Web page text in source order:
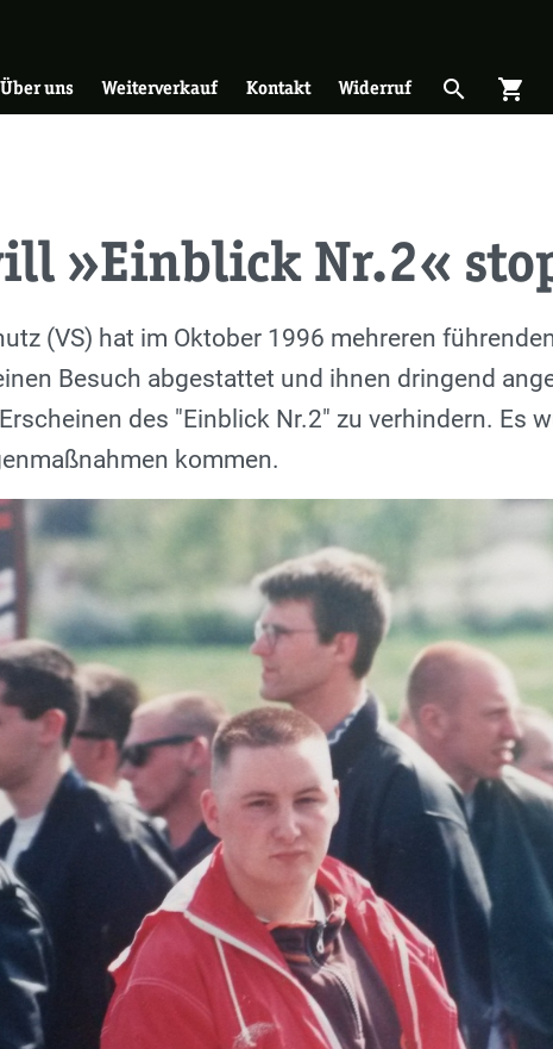
Über uns Weiterverkauf Kontakt Widerruf Suche öffnen
search shopping_cart
»Einblick Nr.2«
(VS) hat im Oktober 1996 mehreren
Besuch abgestattet und ihnen dringend
des "Einblick Nr.2" zu verhindern. Es
kommen.